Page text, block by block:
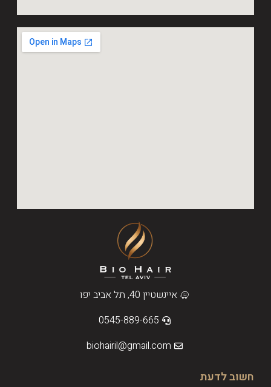
איינשטיין 40, תל אביב יפו
0545-889-665
biohairil@gmail.com
חשוב לדעת